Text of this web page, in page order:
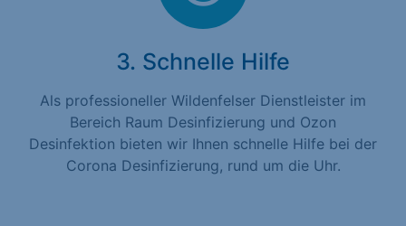
3. Schnelle Hilfe
Als professioneller Wildenfelser Dienstleister im
Bereich Raum Desinfizierung und Ozon
Desinfektion bieten wir Ihnen schnelle Hilfe bei der
Corona Desinfizierung, rund um die Uhr.